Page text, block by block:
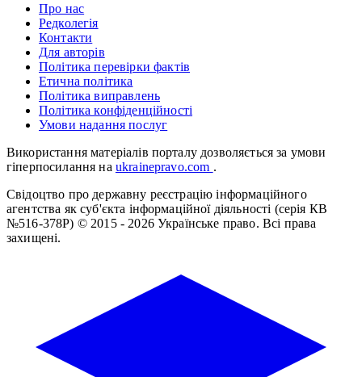
Про нас
Редколегія
Контакти
Для авторів
Політика перевірки фактів
Етична політика
Політика виправлень
Політика конфіденційності
Умови надання послуг
Використання матеріалів порталу дозволяється за умови
гіперпосилання на ukrainepravo.com .
Свідоцтво про державну реєстрацію інформаційного
агентства як суб'єкта інформаційної діяльності (серія КВ
№516-378Р) © 2015 - 2026 Українське право. Всі права
захищені.